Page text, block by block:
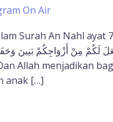
On Air
Surah An Nahl
anak […]